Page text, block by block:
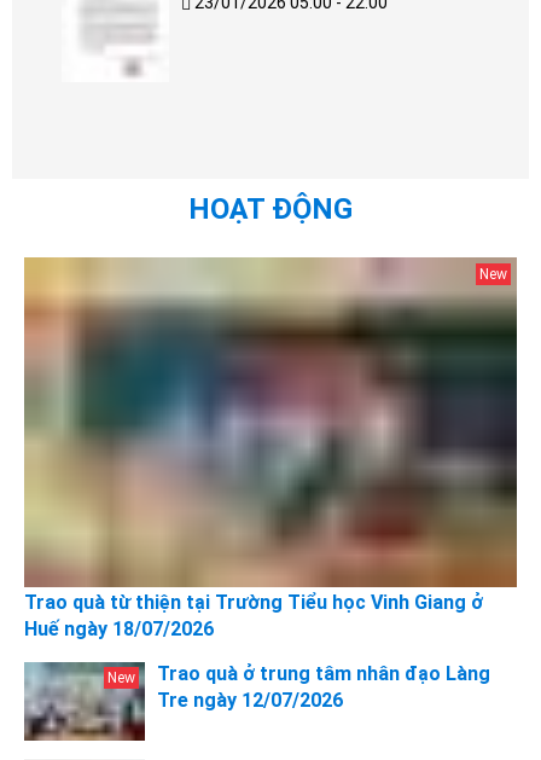
HOẠT ĐỘNG
Trao quà từ thiện tại Trường Tiểu học Vinh Giang ở
Huế ngày 18/07/2026
Trao quà ở trung tâm nhân đạo Làng
Tre ngày 12/07/2026